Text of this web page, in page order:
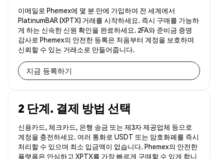
이메일로 Phemex에 몇 분 만에 가입하여 전 세계에서
PlatinumBAR (XPTX) 거래를 시작하세요. 즉시 구매를 가능하
게 하는 신속한 신원 확인을 완료하세요. 2FA와 준비금 증명
감사로 Phemex의 안전한 등록은 처음부터 계정을 보호하며
신뢰할 수 있는 거래소로 만들어줍니다.
지금 등록하기
2 단계. 결제 방법 선택
신용카드, 체크카드, 은행 송금 또는 제3자 제공업체 등으로
계정을 충전하세요. 여러 통화로 USDT 또는 암호화폐를 즉시
처리할 수 있으며 최소 입금액이 없습니다. Phemex의 안전한
플랫폼은 안심하고 XPTX를 가장 빠르게 구매할 수 있게 합니